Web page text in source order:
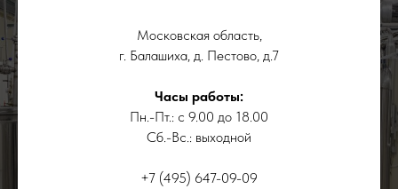
Московская область,
г. Балашиха, д. Пестово, д.7
Часы работы:
Пн.-Пт.: с 9.00 до 18.00
Сб.-Вс.: выходной
+7 (495) 647-09-09